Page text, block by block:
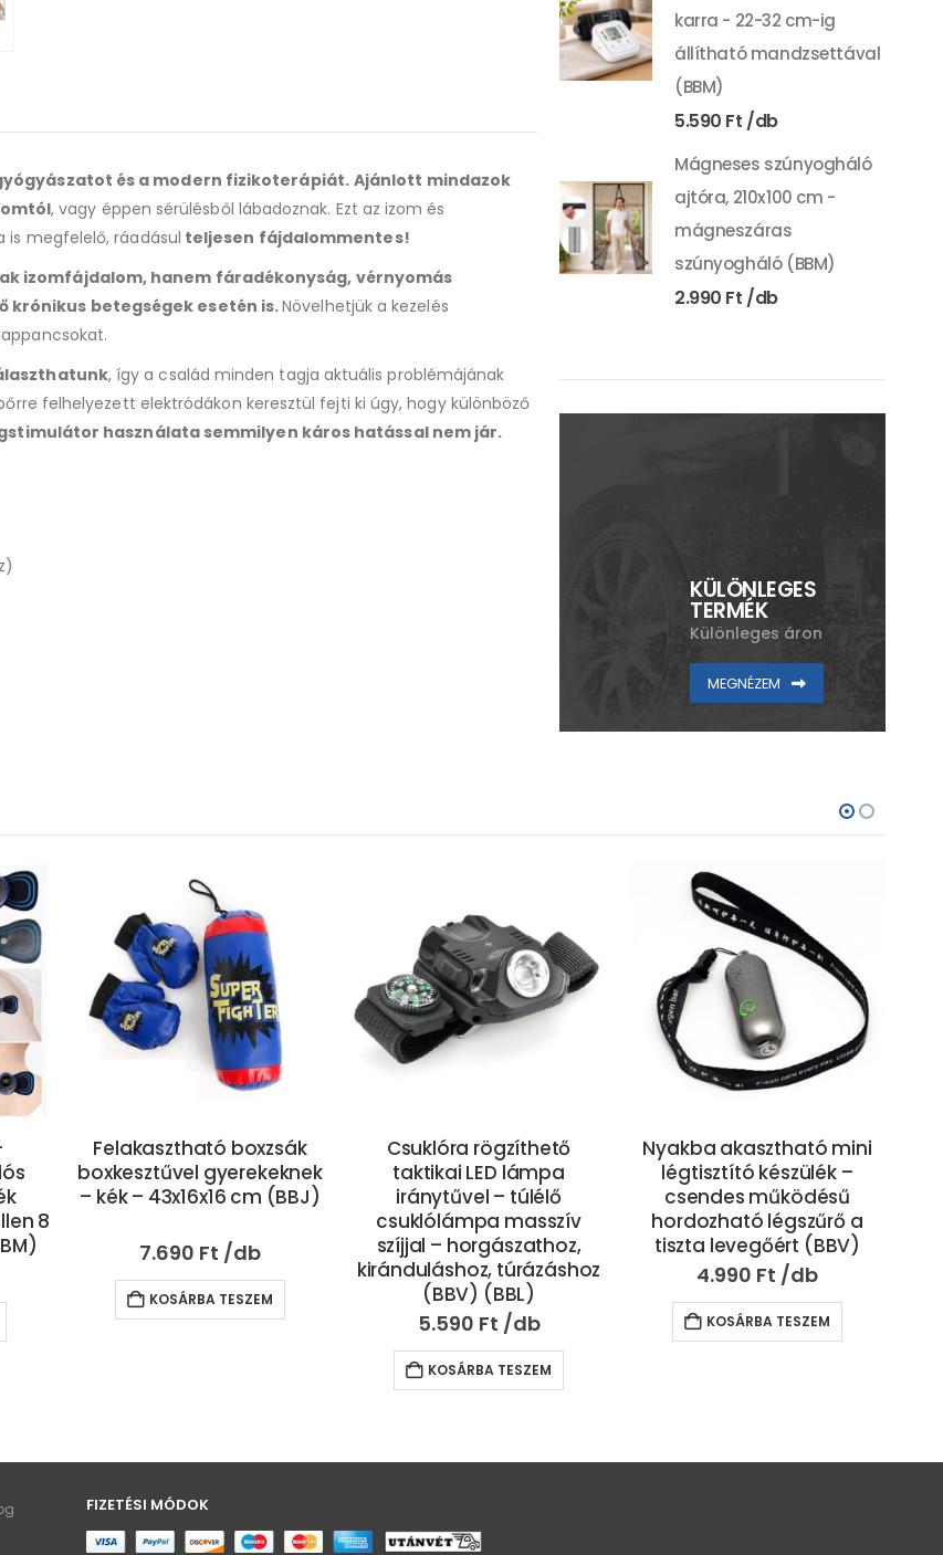
és a modern fizikoterápiát. Ajánlott mindazok
, vagy éppen sérülésből lábadoznak. Ezt az izom és
is megfelelő, ráadásul teljesen fájdalommentes!
izomfájdalom, hanem fáradékonyság, vérnyomás
krónikus betegségek esetén is.Növelhetjük a kezelés
, így a család minden tagja aktuális problémájának
felhelyezett elektródákon keresztül fejti ki úgy, hogy különböző
használata semmilyen káros hatással nem jár.
karra - 22-32 cm-ig
állítható mandzsettával
(BBM)
5.590 Ft
Mágneses szúnyogháló
ajtóra, 210x100 cm -
mágneszáras
szúnyogháló (BBM)
2.990 Ft
KÜLÖNLEGES
TERMÉK
Különleges áron
MEGNÉZEM
Csuklóra rögzíthető
taktikai LED lámpa
iránytűvel – túlélő
szíjjal – horgászathoz,
kiránduláshoz, túrázáshoz
(BBV) (BBL)
5.590Ft
Nyakba akasztható mini
légtisztító készülék –
csendes működésű
hordozható légszűrő a
tiszta levegőért (BBV)
4.990Ft
KOSÁRBA TESZEM
Gumis combrögzítő –
egyméretes, kényelmes,
tehermentesítő lábszorító,
combszorító – 2 db
(BBKM)
1.390 Ft
KOSÁRBA TESZEM
FIZETÉSI MÓDOK